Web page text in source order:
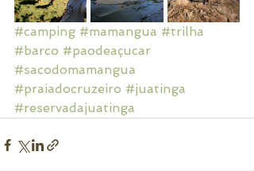
#camping #mamangua #trilha
#barco #paodeaçucar
#sacodomamangua
#praiadocruzeiro #juatinga
#reservadajuatinga